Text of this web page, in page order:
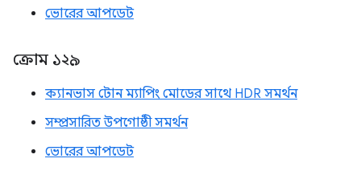
ভোরের আপডেট
ক্রোম ১২৯
ক্যানভাস টোন ম্যাপিং মোডের সাথে HDR সমর্থন
সম্প্রসারিত উপগোষ্ঠী সমর্থন
ভোরের আপডেট